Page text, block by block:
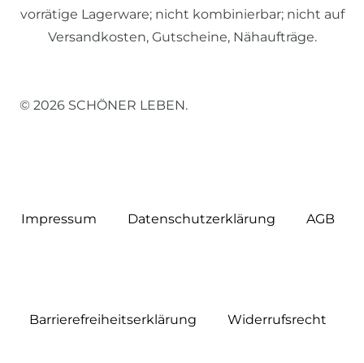
vorrätige Lagerware; nicht kombinierbar; nicht auf
Versandkosten, Gutscheine, Nähaufträge.
© 2026 SCHÖNER LEBEN.
Impressum Daten­schutz­erklärung AGB
Barrierefreiheitserklärung Widerrufs­recht